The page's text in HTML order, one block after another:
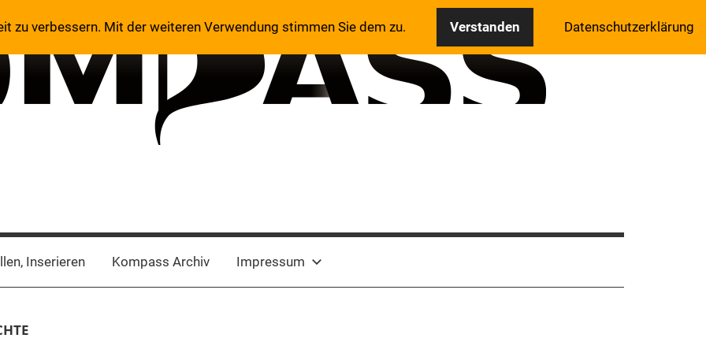
Inserieren Kompass Archiv Impressum
zu verbessern. Mit der weiteren Verwendung stimmen Sie dem zu. Verstanden Datenschutzerklärung